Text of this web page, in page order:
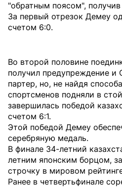
"обратным поясом",
За первый отрезок Демеу
счетом 6:0.
Во второй половине
получил предупреждение и
партер, но, не найдя
спортсменов подняли в
завершилась победой
счетом 6:1.
Этой победой Демеу
серебряную медаль.
В финале 34-летний
летним японским борцом,
строчку в мировом
Ранее в четвертьфинале